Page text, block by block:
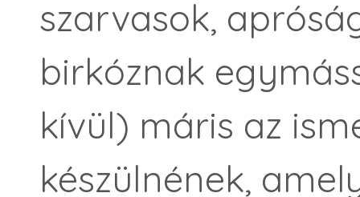
szarvasok,
birkóznak
kívül) máris az
készülnének,